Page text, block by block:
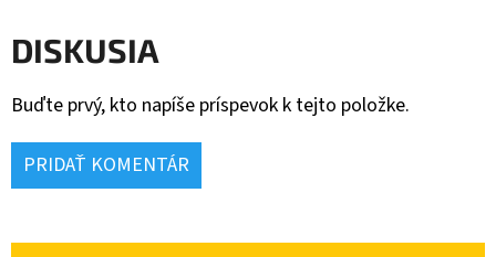
DISKUSIA
Buďte prvý, kto napíše príspevok k tejto položke.
PRIDAŤ KOMENTÁR